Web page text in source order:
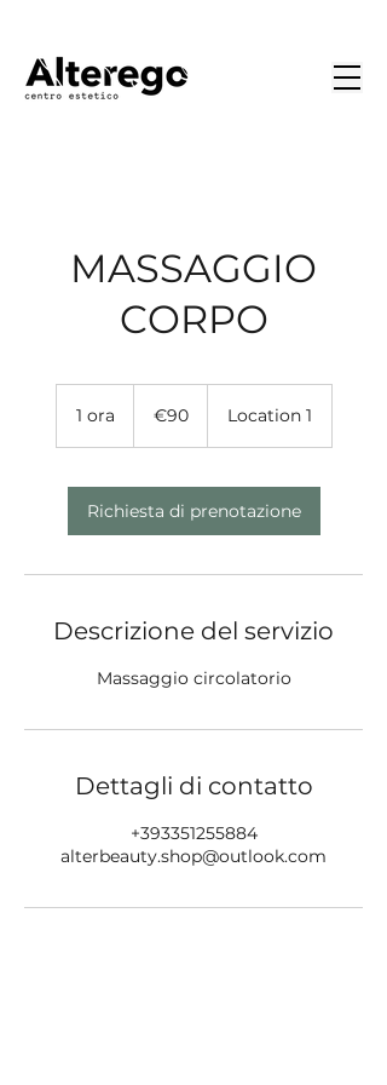
MASSAGGIO
CORPO
1 ora €90 Location 1
Richiesta di prenotazione
Descrizione del servizio
Massaggio circolatorio
Dettagli di contatto
+393351255884
alterbeauty.shop@outlook.com